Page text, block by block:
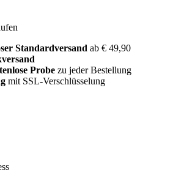
Standardversand ab € 49,90
Probe zu jeder Bestellung
mit SSL-Verschlüsselung